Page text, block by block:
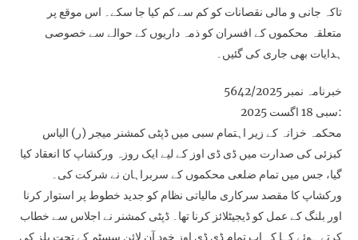
تاکہ جانی و مالی نقصانات کو کم سے کم کیا جا سکے۔ اس موقع پر
متعلقہ محکموں کے افسران کو ذمہ داریوں کے حوالے سے خصوصی
ہدایات بھی جاری کی گئیں۔
خبرنامہ نمبر 5642/2025
سبی 18 اگست 2025:
محکمہ خزانہ کے زیر اہتمام سبی میں ڈپٹی کمشنر میجر (ر) الیاس
کبزئی کی صدارت میں ڈی ڈی اوز کے لیے ایک روزہ ورکشاپ کا انعقاد کیا
گیا، جس میں تمام ضلعی محکموں کے سربراہان نے شرکت کی۔
ورکشاپ کا مقصد سرکاری مالیاتی نظام کو جدید خطوط پر استوار کرنا
اور بلنگ کے عمل کو ڈیجیٹلائز کرنا تھا۔ ڈپٹی کمشنر نے اجلاس سے خطاب
کرتے ہوئے کہا کہ اب تمام ڈی ڈی اوز خود آن لائن سسٹم کے تحت بلز کی